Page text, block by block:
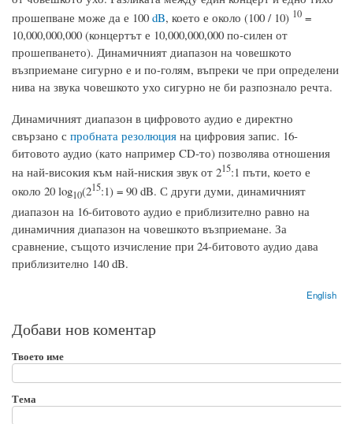
прошепване може да е 100 dB, което е около (100 / 10) 10 =
10,000,000,000 (концертът е 10,000,000,000 по-силен от
прошепването). Динамичният диапазон на човешкото
възприемане сигурно е и по-голям, въпреки че при определени
нива на звука човешкото ухо сигурно не би разпознало речта.
Динамичният диапазон в цифровото аудио е директно
свързано с пробната резолюция на цифровия запис. 16-
битовото аудио (като например CD-то) позволява отношения
на най-високия към най-ниския звук от 215:1 пъти, което е
около 20 log10(215:1) = 90 dB. С други думи, динамичният
диапазон на 16-битовото аудио е приблизително равно на
динамичния диапазон на човешкото възприемане. За
сравнение, същото изчисление при 24-битовото аудио дава
приблизително 140 dB.
English
Добави нов коментар
Твоето име
Тема